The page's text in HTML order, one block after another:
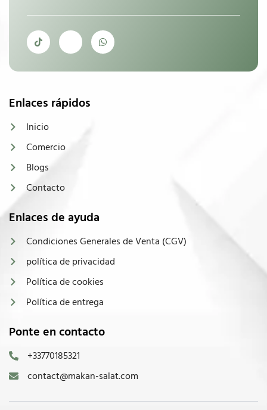
Enlaces rápidos
Inicio
Comercio
Blogs
Contacto
Enlaces de ayuda
Condiciones Generales de Venta (CGV)
política de privacidad
Política de cookies
Política de entrega
Ponte en contacto
+33770185321
contact@makan-salat.com